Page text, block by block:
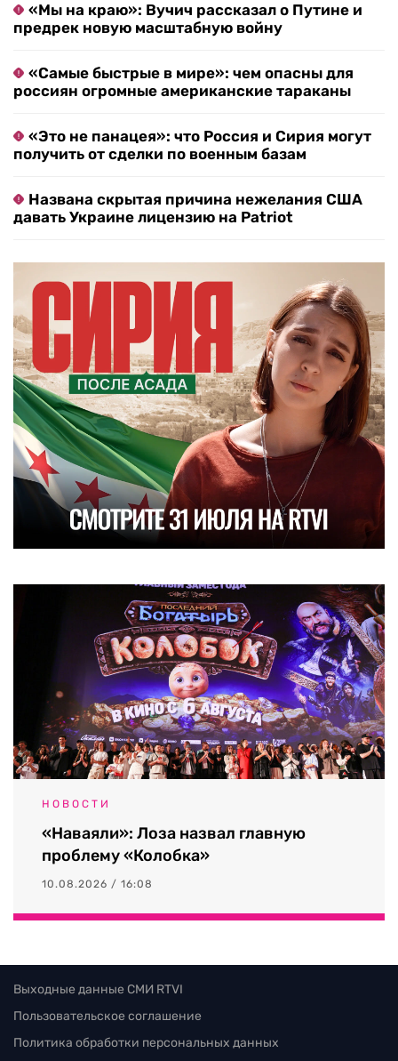
«Мы на краю»: Вучич рассказал о Путине и
предрек новую масштабную войну
«Самые быстрые в мире»: чем опасны для
россиян огромные американские тараканы
«Это не панацея»: что Россия и Сирия могут
получить от сделки по военным базам
Названа скрытая причина нежелания США
давать Украине лицензию на Patriot
НОВОСТИ
«Наваяли»: Лоза назвал главную
проблему «Колобка»
10.08.2026 / 16:08
Выходные данные СМИ RTVI
Пользовательское соглашение
Политика обработки персональных данных